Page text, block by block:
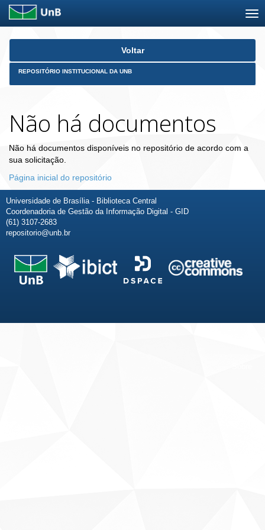
Skip
Voltar
REPOSITÓRIO INSTITUCIONAL DA UNB
Não há documentos
Não há documentos disponíveis no repositório de acordo com a
sua solicitação.
Página inicial do repositório
Universidade de Brasília - Biblioteca Central
Coordenadoria de Gestão da Informação Digital - GID
(61) 3107-2683
repositorio@unb.br